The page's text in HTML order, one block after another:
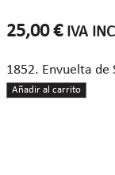
25,00€ IVA
1852. Envuelta de
Añadir al carrito